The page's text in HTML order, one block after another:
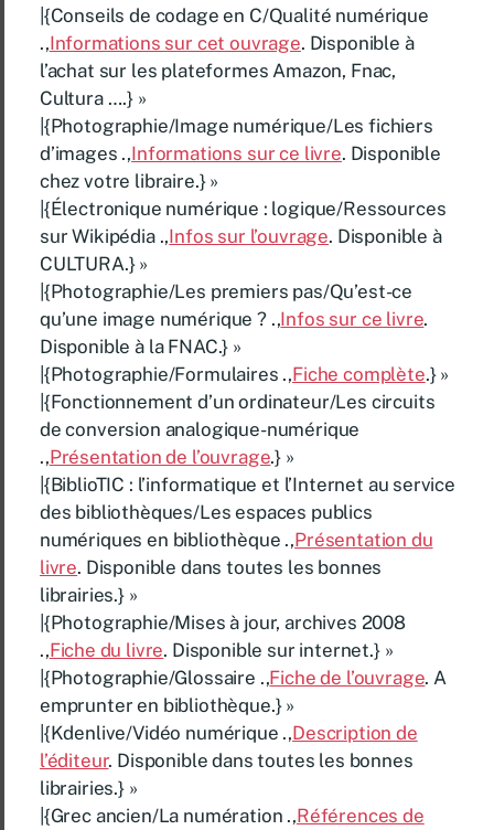
|{Conseils de codage en C/Qualité numérique
.,Informations sur cet ouvrage. Disponible à
l’achat sur les plateformes Amazon, Fnac,
Cultura ….} »
|{Photographie/Image numérique/Les fichiers
d’images .,Informations sur ce livre. Disponible
chez votre libraire.} »
|{Électronique numérique : logique/Ressources
sur Wikipédia .,Infos sur l’ouvrage. Disponible à
CULTURA.} »
|{Photographie/Les premiers pas/Qu’est-ce
qu’une image numérique ? .,Infos sur ce livre.
Disponible à la FNAC.} »
|{Photographie/Formulaires .,Fiche complète.} »
|{Fonctionnement d’un ordinateur/Les circuits
de conversion analogique-numérique
.,Présentation de l’ouvrage.} »
|{BiblioTIC : l’informatique et l’Internet au service
des bibliothèques/Les espaces publics
numériques en bibliothèque .,Présentation du
livre. Disponible dans toutes les bonnes
librairies.} »
|{Photographie/Mises à jour, archives 2008
.,Fiche du livre. Disponible sur internet.} »
|{Photographie/Glossaire .,Fiche de l’ouvrage. A
emprunter en bibliothèque.} »
|{Kdenlive/Vidéo numérique .,Description de
l’éditeur. Disponible dans toutes les bonnes
librairies.} »
|{Grec ancien/La numération .,Références de